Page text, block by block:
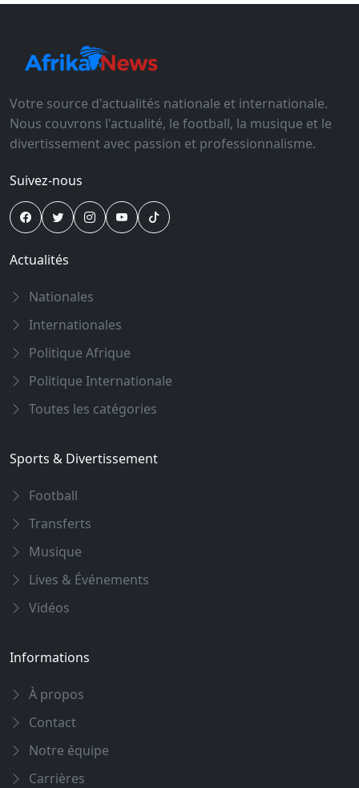
Votre source d'actualités nationale et internationale.
Nous couvrons l'actualité, le football, la musique et le
divertissement avec passion et professionnalisme.
Suivez-nous
Actualités
Nationales
Internationales
Politique Afrique
Politique Internationale
Toutes les catégories
Sports & Divertissement
Football
Transferts
Musique
Lives & Événements
Vidéos
Informations
À propos
Contact
Notre équipe
Carrières